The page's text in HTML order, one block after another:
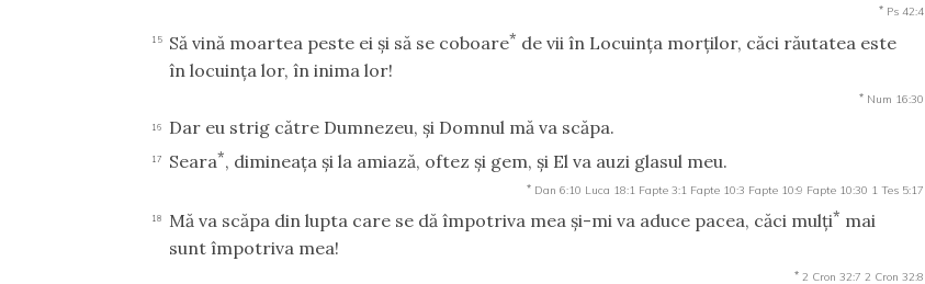
* Ps 42:4
15 Să vină moartea peste ei şi să se coboare* de vii în Locuinţa morţilor, căci răutatea este
în locuinţa lor, în inima lor!
* Num 16:30
16 Dar eu strig către Dumnezeu, şi Domnul mă va scăpa.
17 Seara*, dimineaţa şi la amiază, oftez şi gem, şi El va auzi glasul meu.
* Dan 6:10 Luca 18:1 Fapte 3:1 Fapte 10:3 Fapte 10:9 Fapte 10:30 1 Tes 5:17
18 Mă va scăpa din lupta care se dă împotriva mea şi-mi va aduce pacea, căci mulţi* mai
sunt împotriva mea!
* 2 Cron 32:7 2 Cron 32:8